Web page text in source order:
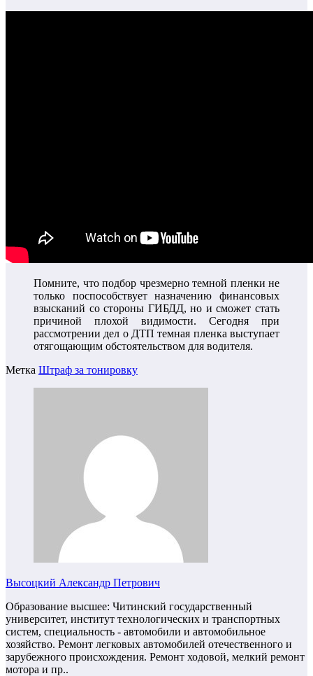
Помните, что подбор чрезмерно темной пленки не
только поспособствует назначению финансовых
взысканий со стороны ГИБДД, но и сможет стать
причиной плохой видимости. Сегодня при
рассмотрении дел о ДТП темная пленка выступает
отягощающим обстоятельством для водителя.
Метка Штраф за тонировку
Высоцкий Александр Петрович
Образование высшее: Читинский государственный
университет, институт технологических и транспортных
систем, специальность - автомобили и автомобильное
хозяйство. Ремонт легковых автомобилей отечественного и
зарубежного происхождения. Ремонт ходовой, мелкий ремонт
мотора и пр..